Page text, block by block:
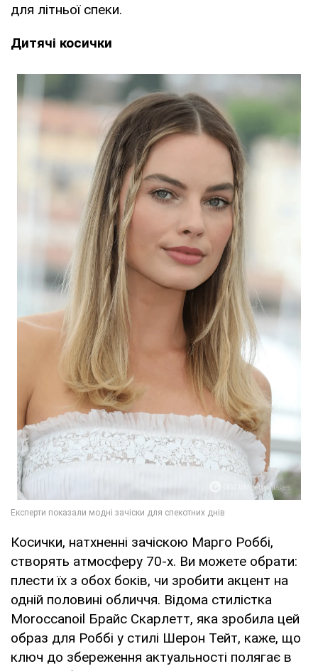
для літньої спеки.
Дитячі косички
Косички, натхненні зачіскою Марго Роббі,
створять атмосферу 70-х. Ви можете обрати:
плести їх з обох боків, чи зробити акцент на
одній половині обличчя. Відома стилістка
Moroccanoil Брайс Скарлетт, яка зробила цей
образ для Роббі у стилі Шерон Тейт, каже, що
ключ до збереження актуальності полягає в